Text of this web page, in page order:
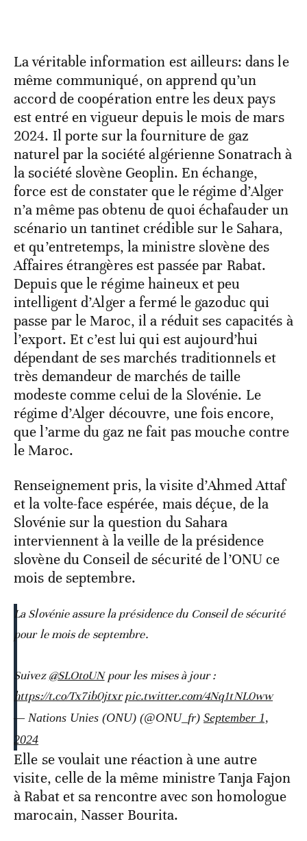
La véritable information est ailleurs: dans le
même communiqué, on apprend qu’un
accord de coopération entre les deux pays
est entré en vigueur depuis le mois de mars
2024. Il porte sur la fourniture de gaz
naturel par la société algérienne Sonatrach à
la société slovène Geoplin. En échange,
force est de constater que le régime d’Alger
n’a même pas obtenu de quoi échafauder un
scénario un tantinet crédible sur le Sahara,
et qu’entretemps, la ministre slovène des
Affaires étrangères est passée par Rabat.
Depuis que le régime haineux et peu
intelligent d’Alger a fermé le gazoduc qui
passe par le Maroc, il a réduit ses capacités à
l’export. Et c’est lui qui est aujourd’hui
dépendant de ses marchés traditionnels et
très demandeur de marchés de taille
modeste comme celui de la Slovénie. Le
régime d’Alger découvre, une fois encore,
que l’arme du gaz ne fait pas mouche contre
le Maroc.
Renseignement pris, la visite d’Ahmed Attaf
et la volte-face espérée, mais déçue, de la
Slovénie sur la question du Sahara
interviennent à la veille de la présidence
slovène du Conseil de sécurité de l’ONU ce
mois de septembre.
La Slovénie assure la présidence du Conseil de sécurité
pour le mois de septembre.
Suivez@SLOtoUNpour les mises à jour :
https://t.co/Tx7ib0jtxr pic.twitter.com/4Nq1tNL0ww
— Nations Unies (ONU) (@ONU_fr) September 1,
2024
Elle se voulait une réaction à une autre
visite, celle de la même ministre Tanja Fajon
à Rabat et sa rencontre avec son homologue
marocain, Nasser Bourita.